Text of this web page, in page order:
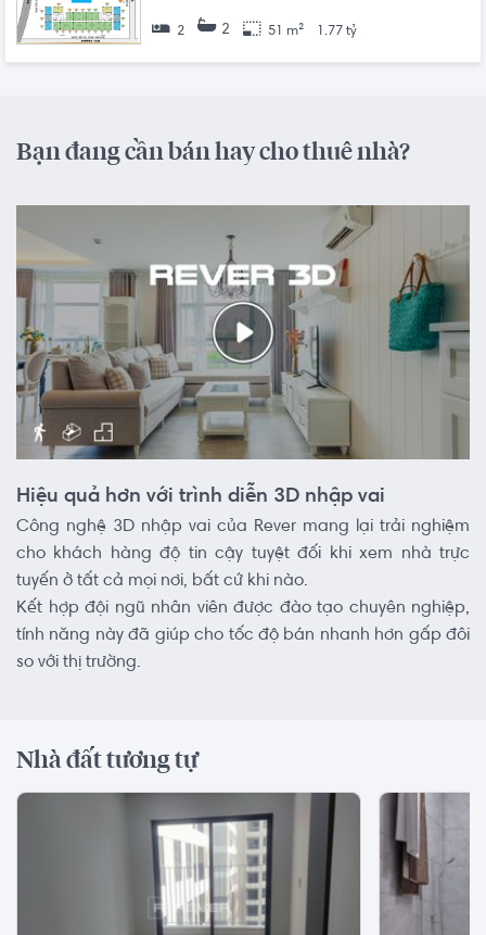
2 2 51 m² 1.77 tỷ
Bạn đang cần bán hay cho thuê nhà?
Hiệu quả hơn với trình diễn 3D nhập vai
Công nghệ 3D nhập vai của Rever mang lại trải nghiệm
cho khách hàng độ tin cậy tuyệt đối khi xem nhà trực
tuyến ở tất cả mọi nơi, bất cứ khi nào.
Kết hợp đội ngũ nhân viên được đào tạo chuyên nghiệp,
tính năng này đã giúp cho tốc độ bán nhanh hơn gấp đôi
so với thị trường.
Nhà đất tương tự